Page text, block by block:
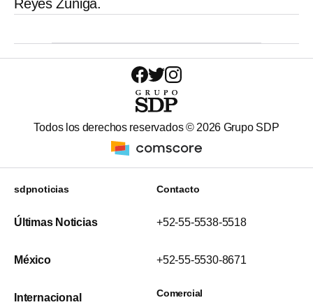
Reyes Zúñiga.
Todos los derechos reservados © 2026 Grupo SDP
sdpnoticias
Últimas Noticias
México
Internacional
Contacto
+52-55-5538-5518
+52-55-5530-8671
Comercial